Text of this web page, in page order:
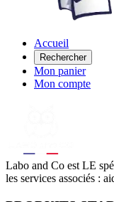
Accueil
Rechercher
Mon panier
Mon compte
Labo and Co est LE
les services associés :